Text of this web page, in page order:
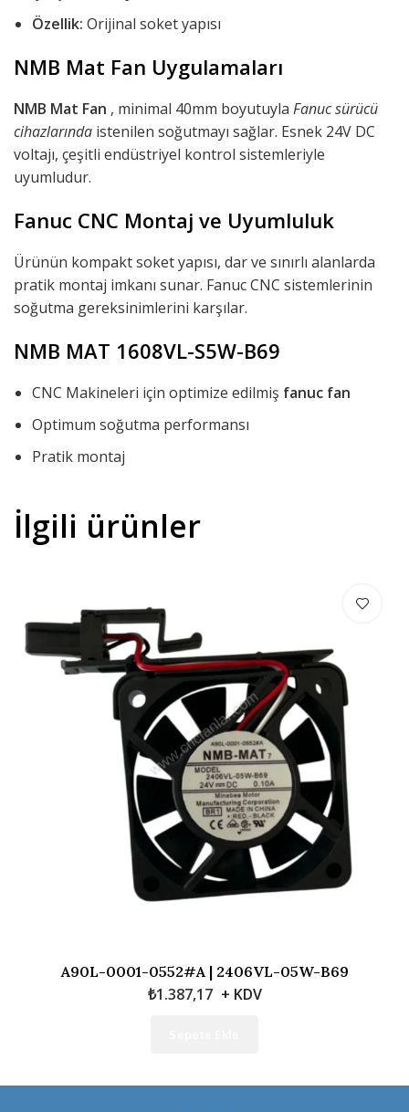
Özellik: Orijinal soket yapısı
NMB Mat Fan Uygulamaları
NMB Mat Fan , minimal 40mm boyutuyla Fanuc sürücü
cihazlarında istenilen soğutmayı sağlar. Esnek 24V DC
voltajı, çeşitli endüstriyel kontrol sistemleriyle
uyumludur.
Fanuc CNC Montaj ve Uyumluluk
Ürünün kompakt soket yapısı, dar ve sınırlı alanlarda
pratik montaj imkanı sunar. Fanuc CNC sistemlerinin
soğutma gereksinimlerini karşılar.
NMB MAT 1608VL-S5W-B69
CNC Makineleri için optimize edilmiş fanuc fan
Optimum soğutma performansı
Pratik montaj
İlgili ürünler
A90L-0001-0552#A | 2406VL-05W-B69
₺1.387,17 + KDV